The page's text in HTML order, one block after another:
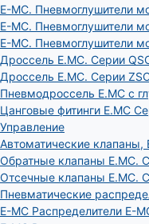
E-MC. Пневмоглушители
E-MC. Пневмоглушители
E-MC. Пневмоглушители
Дроссель E.MC. Серии
Дроссель E.MC. Серии
Пневмодроссель E.MC с
Цанговые фитинги E.MC
Управление
Автоматические
Обратные клапаны E.MC.
Отсечные клапаны E.MC.
Пневматические
E-MC Распределители E-